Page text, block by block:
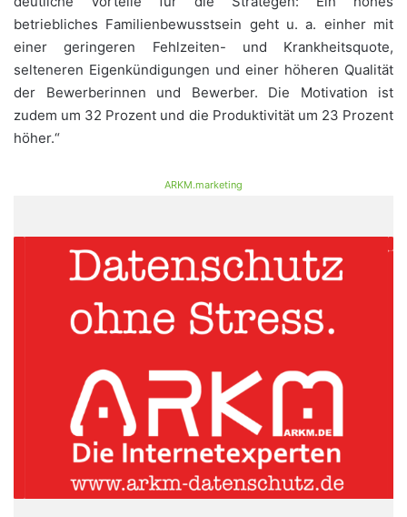
betriebliches Familienbewusstsein geht u. a. einher mit
einer geringeren Fehlzeiten- und Krankheitsquote,
selteneren Eigenkündigungen und einer höheren Qualität
der Bewerberinnen und Bewerber. Die Motivation ist
zudem um 32 Prozent und die Produktivität um 23 Prozent
höher.“
ARKM.marketing